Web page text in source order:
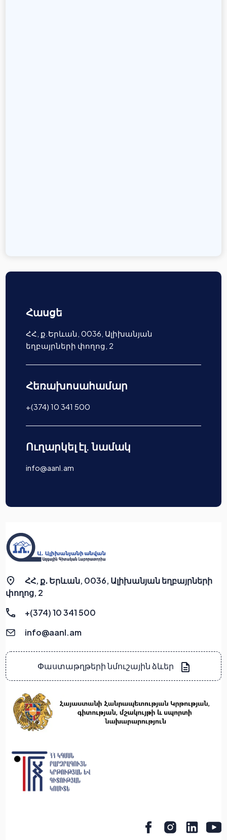
Հասցե
ՀՀ, ք.Երևան, 0036, Ալիխանյան
եղբայրների փողոց, 2
Հեռախոսահամար
+(374) 10 341 500
Ուղարկել էլ. նամակ
info@aanl.am
ՀՀ, ք․ Երևան, 0036, Ալիխանյան եղբայրների
փողոց, 2
+(374) 10 341 500
info@aanl.am
Փաստաթղթերի նմուշային ձևեր